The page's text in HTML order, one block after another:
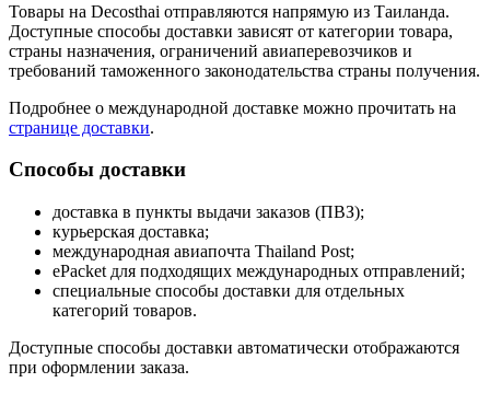
Товары на Decosthai отправляются напрямую из Таиланда.
Доступные способы доставки зависят от категории товара,
страны назначения, ограничений авиаперевозчиков и
требований таможенного законодательства страны получения.
Подробнее о международной доставке можно прочитать на
странице доставки.
Способы доставки
доставка в пункты выдачи заказов (ПВЗ);
курьерская доставка;
международная авиапочта Thailand Post;
ePacket для подходящих международных отправлений;
специальные способы доставки для отдельных
категорий товаров.
Доступные способы доставки автоматически отображаются
при оформлении заказа.